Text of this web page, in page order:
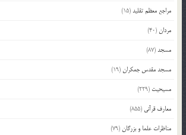
مراجع معظم تقلید(15)
مردان(40)
مسجد(87)
مسجد مقدس جمکران(19)
مسیحیت (229)
معارف قرآنی (855)
مناظرات علما و بزرگان(79)